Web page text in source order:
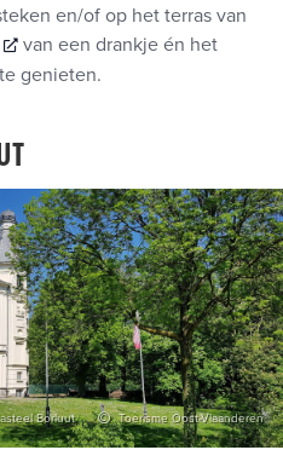
en/of op het terras van
van een drankje én het
genieten.
Borluut Toerisme Oost-Vlaanderen